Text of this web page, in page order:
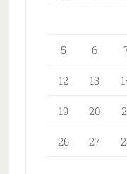
5 6
12 13
19 20
26 27